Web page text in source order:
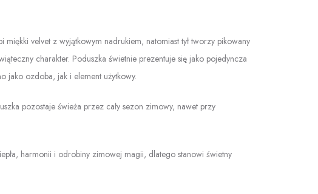
velvet z wyjątkowym nadrukiem, natomiast tył tworzy pikowany
charakter. Poduszka świetnie prezentuje się jako pojedyncza
jako ozdoba, jak i element użytkowy.
pozostaje świeża przez cały sezon zimowy, nawet przy
harmonii i odrobiny zimowej magii, dlatego stanowi świetny